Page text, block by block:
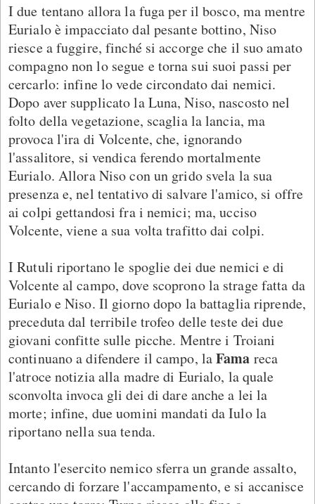
I due tentano allora la fuga per il bosco, ma mentre
Eurialo è impacciato dal pesante bottino, Niso
riesce a fuggire, finché si accorge che il suo amato
compagno non lo segue e torna sui suoi passi per
cercarlo: infine lo vede circondato dai nemici.
Dopo aver supplicato la Luna, Niso, nascosto nel
folto della vegetazione, scaglia la lancia, ma
provoca l'ira di Volcente, che, ignorando
l'assalitore, si vendica ferendo mortalmente
Eurialo. Allora Niso con un grido svela la sua
presenza e, nel tentativo di salvare l'amico, si offre
ai colpi gettandosi fra i nemici; ma, ucciso
Volcente, viene a sua volta trafitto dai colpi.
I Rutuli riportano le spoglie dei due nemici e di
Volcente al campo, dove scoprono la strage fatta da
Eurialo e Niso. Il giorno dopo la battaglia riprende,
preceduta dal terribile trofeo delle teste dei due
giovani confitte sulle picche. Mentre i Troiani
continuano a difendere il campo, laFama reca
l'atroce notizia alla madre di Eurialo, la quale
sconvolta invoca gli dei di dare anche a lei la
morte; infine, due uomini mandati da Iulo la
riportano nella sua tenda.
Intanto l'esercito nemico sferra un grande assalto,
cercando di forzare l'accampamento, e si accanisce